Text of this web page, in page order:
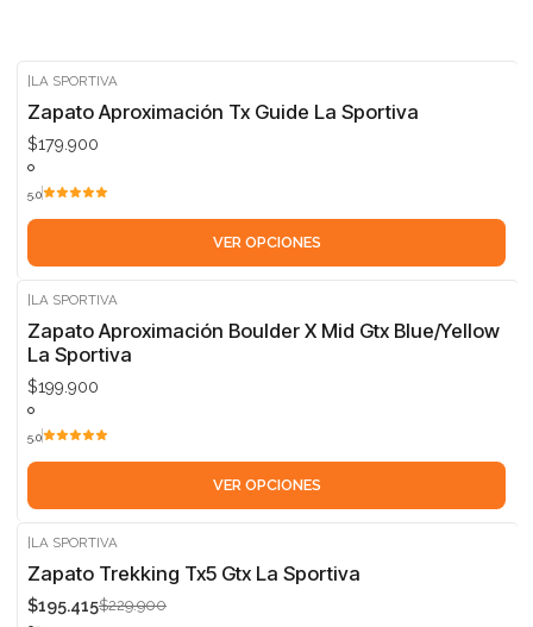
|LA SPORTIVA
Zapato Aproximación Tx Guide La Sportiva
$179.900
5.0
VER OPCIONES
|LA SPORTIVA
Zapato Aproximación Boulder X Mid Gtx Blue/Yellow
La Sportiva
$199.900
5.0
VER OPCIONES
-15%
|LA SPORTIVA
Zapato Trekking Tx5 Gtx La Sportiva
$195.415$229.900